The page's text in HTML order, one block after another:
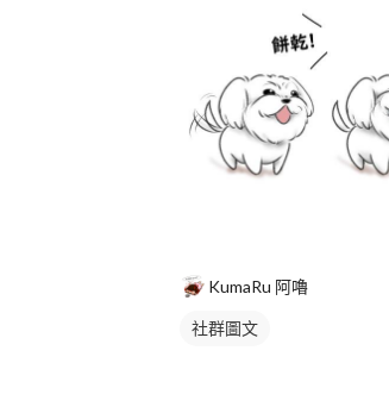
KumaRu 阿嚕
社群圖文